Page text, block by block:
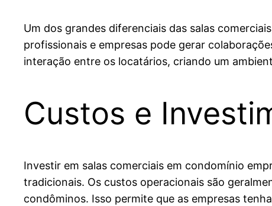
Um dos grandes diferenciais das salas
profissionais e empresas pode gerar
interação entre os locatários, criando um
Custos e
Investir em salas comerciais em condomínio
tradicionais. Os custos operacionais são
condôminos. Isso permite que as empresas